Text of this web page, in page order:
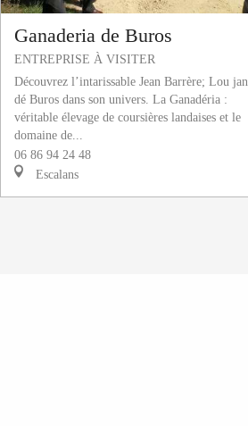
Ganaderia de Buros
ENTREPRISE À VISITER
Découvrez l’intarissable Jean Barrère; Lou jan
dé Buros dans son univers. La Ganadéria :
véritable élevage de coursières landaises et le
domaine de...
06 86 94 24 48
Escalans